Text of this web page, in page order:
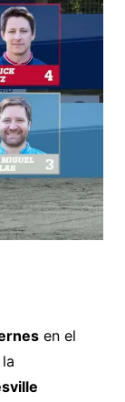
en el